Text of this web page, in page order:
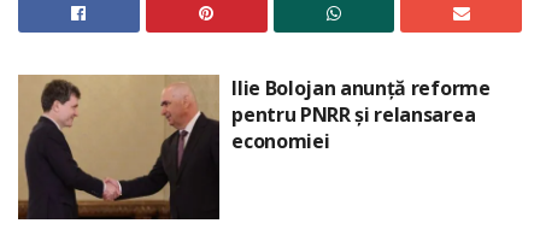
Ilie Bolojan anunță reforme
pentru PNRR și relansarea
economiei